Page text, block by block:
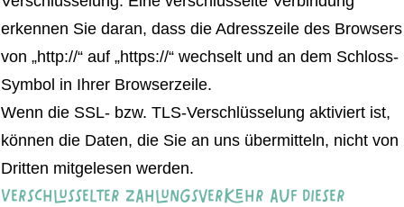
erkennen Sie daran, dass die Adresszeile des Browsers
von „http://“ auf „https://“ wechselt und an dem Schloss-
Symbol in Ihrer Browserzeile.
Wenn die SSL- bzw. TLS-Verschlüsselung aktiviert ist,
können die Daten, die Sie an uns übermitteln, nicht von
Dritten mitgelesen werden.
Verschlüsselter Zahlungsverkehr auf dieser